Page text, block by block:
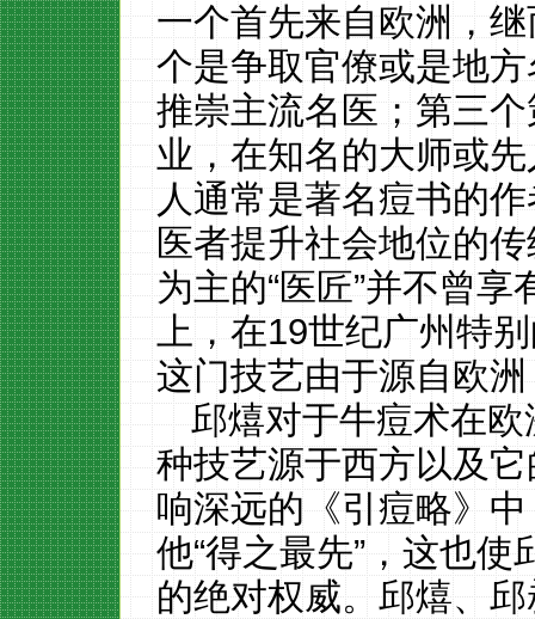
一个首先来自欧洲，
个是争取官僚或是地
推崇主流名医；第三
业，在知名的大师或
人通常是著名痘书的
医者提升社会地位的
为主的“医匠”并不曾
上，在19世纪广州特
这门技艺由于源自欧
邱熺对于牛痘术在
种技艺源于西方以及
响深远的《引痘略》
他“得之最先”，这也
的绝对权威。邱熺、